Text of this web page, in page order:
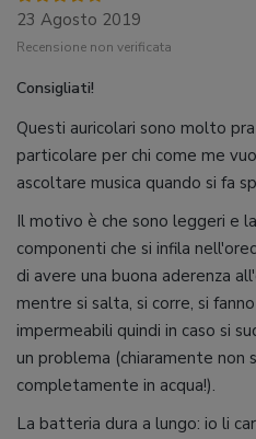
23 Agosto 2019
Recensione non verificata
Consigliati!
Questi auricolari sono molto
particolare per chi come me
ascoltare musica quando si fa
Il motivo è che sono leggeri e
componenti che si infila
di avere una buona aderenza
mentre si salta, si corre, si
impermeabili quindi in caso si
un problema (chiaramente non
completamente in acqua!).
La batteria dura a lungo: io li